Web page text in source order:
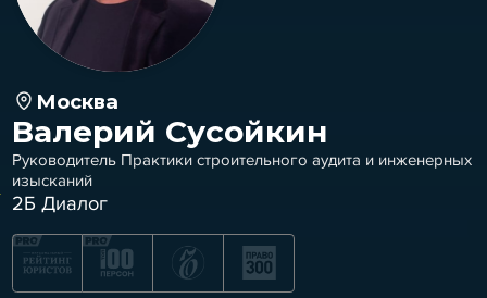
Москва
Валерий Сусойкин
Руководитель Практики строительного аудита и инженерных
изысканий
2Б Диалог